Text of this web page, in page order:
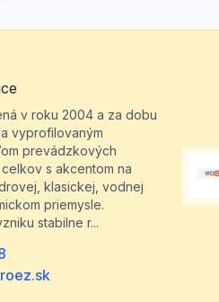
v roku 2004 a za dobu
vyprofilovaným
prevádzkových
s akcentom na
klasickej, vodnej
priemysle.
stabilne r...